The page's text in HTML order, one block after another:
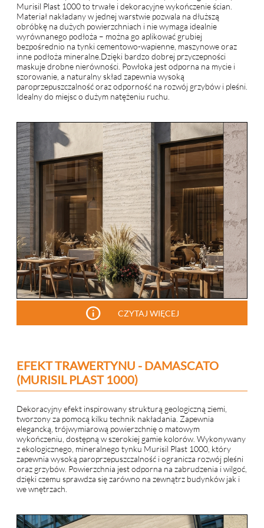
Murisil Plast 1000 to trwałe i dekoracyjne wykończenie ścian.
Materiał nakładany w jednej warstwie pozwala na dłuższą
obróbkę na dużych powierzchniach i nie wymaga idealnie
wyrównanego podłoża – można go aplikować grubiej
bezpośrednio na tynki cementowo-wapienne, maszynowe oraz
inne podłoża mineralne.Dzięki bardzo dobrej przyczepności
maskuje drobne nierówności. Powłoka jest odporna na mycie i
szorowanie, a naturalny skład zapewnia wysoką
paroprzepuszczalność oraz odporność na rozwój grzybów i pleśni.
Idealny do miejsc o dużym natężeniu ruchu.
info CZYTAJ WIĘCEJ
EFEKT TRAWERTYNU - DAMASCATO
(MURISIL PLAST 1000)
Dekoracyjny efekt inspirowany strukturą geologiczną ziemi,
tworzony za pomocą kilku technik nakładania. Zapewnia
elegancką, trójwymiarową powierzchnię o matowym
wykończeniu, dostępną w szerokiej gamie kolorów. Wykonywany
z ekologicznego, mineralnego tynku Murisil Plast 1000, który
zapewnia wysoką paroprzepuszczalność i ogranicza rozwój pleśni
oraz grzybów. Powierzchnia jest odporna na zabrudzenia i wilgoć,
dzięki czemu sprawdza się zarówno na zewnątrz budynków jak i
we wnętrzach.